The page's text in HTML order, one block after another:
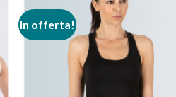
In offerta!